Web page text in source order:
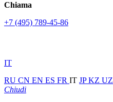
Chiama
+7 (495) 789-45-86
IT
RU CN EN ES FR IT JPKZ UZ
Chiudi